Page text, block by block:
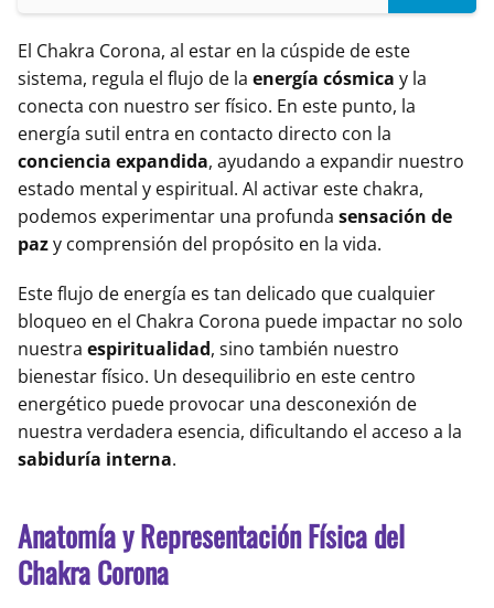
El Chakra Corona, al estar en la cúspide de este
sistema, regula el flujo de la energía cósmica y la
conecta con nuestro ser físico. En este punto, la
energía sutil entra en contacto directo con la
conciencia expandida, ayudando a expandir nuestro
estado mental y espiritual. Al activar este chakra,
podemos experimentar una profunda sensación de
pazy comprensión del propósito en la vida.
Este flujo de energía es tan delicado que cualquier
bloqueo en el Chakra Corona puede impactar no solo
nuestra espiritualidad, sino también nuestro
bienestar físico. Un desequilibrio en este centro
energético puede provocar una desconexión de
nuestra verdadera esencia, dificultando el acceso a la
sabiduría interna.
Anatomía y Representación Física del
Chakra Corona